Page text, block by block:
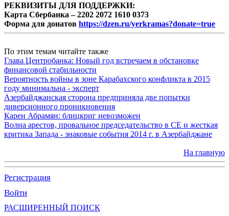
РЕКВИЗИТЫ ДЛЯ ПОДДЕРЖКИ:
Карта Сбербанка – 2202 2072 1610 0373
Форма для донатов https://dzen.ru/yerkramas?donate=true
По этим темам читайте также
Глава Центробанка: Новый год встречаем в обстановке
финансовой стабильности
Вероятность войны в зоне Карабахского конфликта в 2015
году минимальна - эксперт
Азербайджанская сторона предприняла две попытки
диверсионного проникновения
Карен Абрамян: блицкриг невозможен
Волна арестов, провальное председательство в СЕ и жесткая
критика Запада - знаковые события 2014 г. в Азербайджане
На главную
Регистрация
Войти
РАСШИРЕННЫЙ ПОИСК